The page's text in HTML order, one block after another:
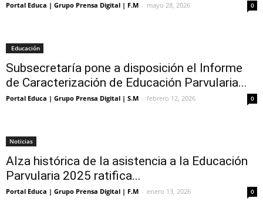
Portal Educa | Grupo Prensa Digital | F.M - mayo 28, 2026 0
Educación
Subsecretaría pone a disposición el Informe
de Caracterización de Educación Parvularia...
Portal Educa | Grupo Prensa Digital | S.M - febrero 12, 2026 0
Noticias
Alza histórica de la asistencia a la Educación
Parvularia 2025 ratifica...
Portal Educa | Grupo Prensa Digital | F.M - enero 13, 2026 0